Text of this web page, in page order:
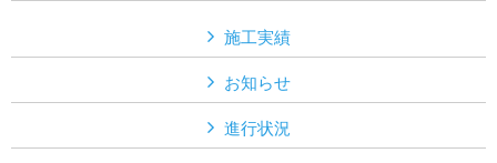
施工実績
お知らせ
進行状況